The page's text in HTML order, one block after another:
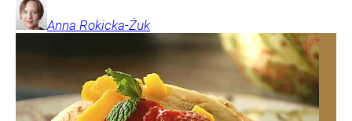
Anna Rokicka-Żuk